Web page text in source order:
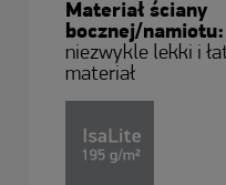
Materiał ściany
bocznej/namiotu:
niezwykle lekki i
materiał